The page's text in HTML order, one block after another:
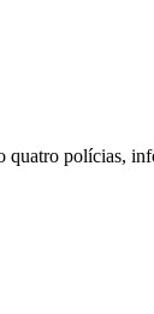
quatro polícias,